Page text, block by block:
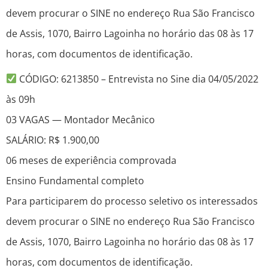
devem procurar o SINE no endereço Rua São Francisco
de Assis, 1070, Bairro Lagoinha no horário das 08 às 17
horas, com documentos de identificação.
CÓDIGO: 6213850 – Entrevista no Sine dia 04/05/2022
às 09h
03 VAGAS — Montador Mecânico
SALÁRIO: R$ 1.900,00
06 meses de experiência comprovada
Ensino Fundamental completo
Para participarem do processo seletivo os interessados
devem procurar o SINE no endereço Rua São Francisco
de Assis, 1070, Bairro Lagoinha no horário das 08 às 17
horas, com documentos de identificação.